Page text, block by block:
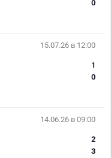
0
15.07.26 в 12:00
1
0
14.06.26 в 09:00
2
3